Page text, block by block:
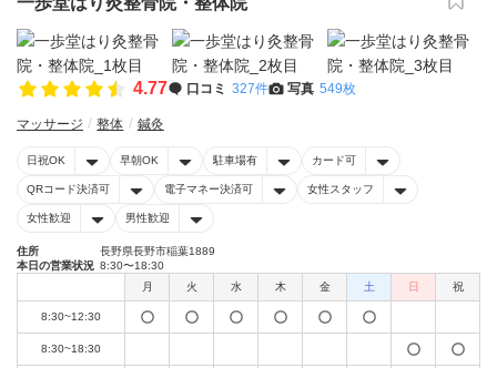
4.77 口コミ 327件 写真 549枚
マッサージ 整体 鍼灸
日祝OK 早朝OK 駐車場有 カード可
QRコード決済可 電子マネー決済可 女性スタッフ
女性歓迎 男性歓迎
住所
長野県長野市稲葉1889
本日の営業状況 8:30〜18:30
月
火 水 木 金 土 日 祝
8:30~12:30
8:30~18:30